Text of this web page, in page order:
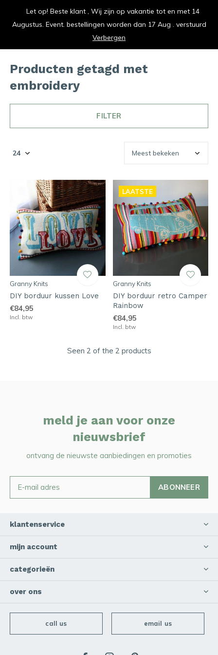
vrolijk je keuken op
Producten getagd met
embroidery
FILTER
Granny Knits
DIY borduur kussen Love
€84,95
Incl. btw
LAATSTE
Granny Knits
DIY borduur retro Camper
Rainbow
€84,95
Incl. btw
Seen 2 of the 2 products
meld je aan voor onze
nieuwsbrief
ontvang de nieuwste aanbiedingen en promoties
ABONNEER
klantenservice
mijn account
categorieën
over ons
call us email us
Let op! Beste klant , Wij zijn op vakantie tot en met 14
Augustus. Event. bestellingen worden dan 17 Aug . verstuurd
Verbergen